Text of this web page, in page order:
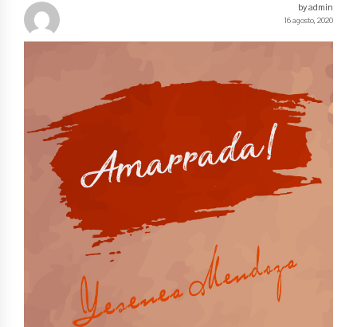
by admin
16 agosto, 2020